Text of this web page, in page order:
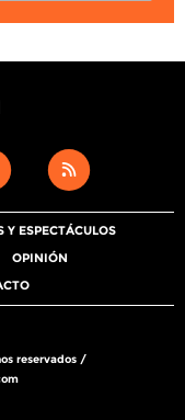
Y ESPECTÁCULOS
OPINIÓN
reservados /